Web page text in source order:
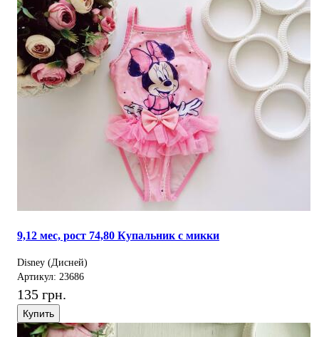
9,12 мес, рост 74,80 Купальник с микки
Disney (Дисней)
Артикул: 23686
135 грн.
Купить